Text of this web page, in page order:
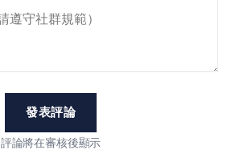
發表評論
評論將在審核後顯示